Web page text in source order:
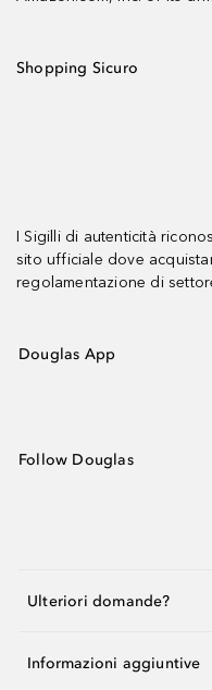
Shopping Sicuro
I Sigilli di autenticità
sito ufficiale dove
regolamentazione di
Douglas App
Follow Douglas
Ulteriori domande?
Informazioni aggiuntive